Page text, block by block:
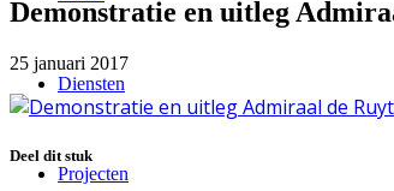
Diensten
Projecten
Demonstratie en uitleg
25 januari 2017
Deel dit stuk